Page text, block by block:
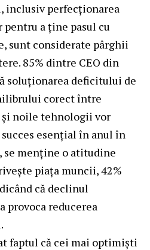
perfecționarea
a ține pasul cu
sunt considerate pârghii
85% dintre CEO din
soluționarea deficitului de
corect între
noile tehnologii vor
esențial în anul în
se menține o atitudine
piața muncii, 42%
că declinul
reducerea
faptul că cei mai optimiști